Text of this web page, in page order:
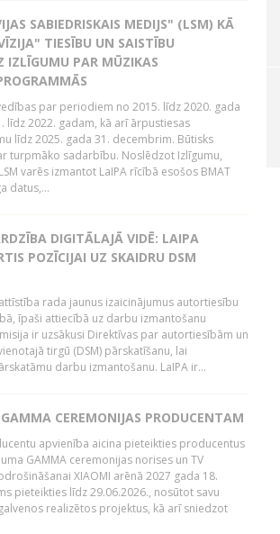
SABIEDRISKAIS MEDIJS" (LSM) KĀ
TIESĪBU UN SAISTĪBU
IZLĪGUMU PAR MŪZIKAS
par periodiem no 2015. līdz 2020. gada
līdz 2022. gadam, kā arī ārpustiesas
līdz 2025. gada 31. decembrim. Būtisks
turpmāko sadarbību. Noslēdzot Izlīgumu,
varēs izmantot LaIPA rīcībā esošos BMAT
datus,...
DIGITĀLAJĀ VIDĒ: LAIPA
POZĪCIJAI UZ SKAIDRU DSM
rada jaunus izaicinājumus autortiesību
īpaši attiecībā uz darbu izmantošanu
ir uzsākusi Direktīvas par autortiesībām un
tirgū (DSM) pārskatīšanu, lai
darbu izmantošanu. LaIPA ir...
CEREMONIJAS PRODUCENTAM
apvienība aicina pieteikties producentus
GAMMA ceremonijas norises un TV
XIAOMI arēnā 2027 gada 18.
pieteikties līdz 29.06.2026., nosūtot savu
realizētos projektus, kā arī sniedzot